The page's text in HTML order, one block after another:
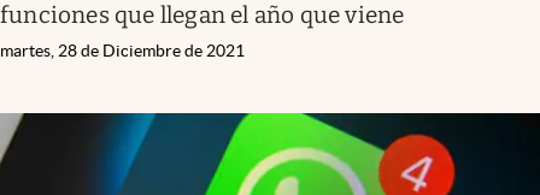
abre en nueva pestaña
Argentina
funciones que llegan el año que viene
martes, 28 de Diciembre de 2021